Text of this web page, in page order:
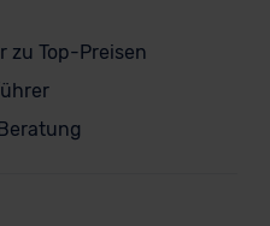
zu Top-Preisen